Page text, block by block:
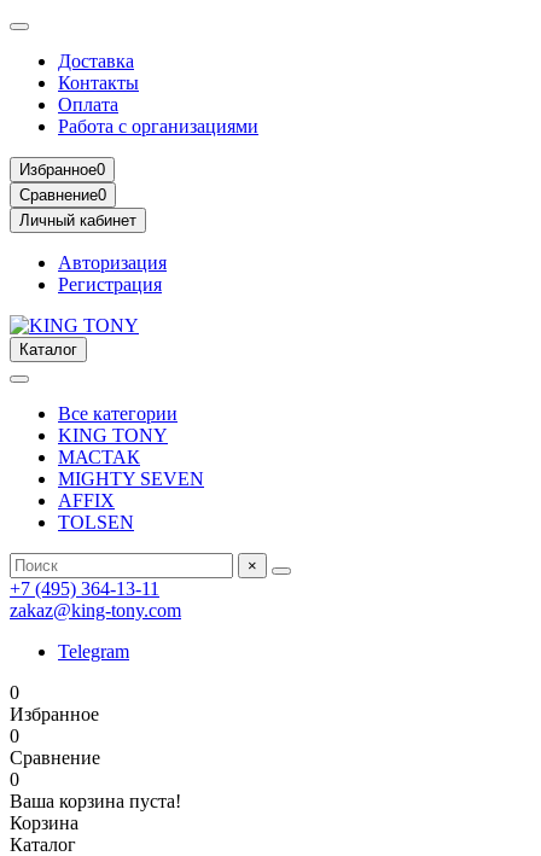
Доставка
Контакты
Оплата
Работа с организациями
Избранное0
Сравнение0
Личный кабинет
Авторизация
Регистрация
Каталог
Все категории
KING TONY
МАСТАК
MIGHTY SEVEN
AFFIX
TOLSEN
×
+7 (495) 364-13-11
zakaz@king-tony.com
Telegram
0
Избранное
0
Сравнение
0
Ваша корзина пуста!
Корзина
Каталог